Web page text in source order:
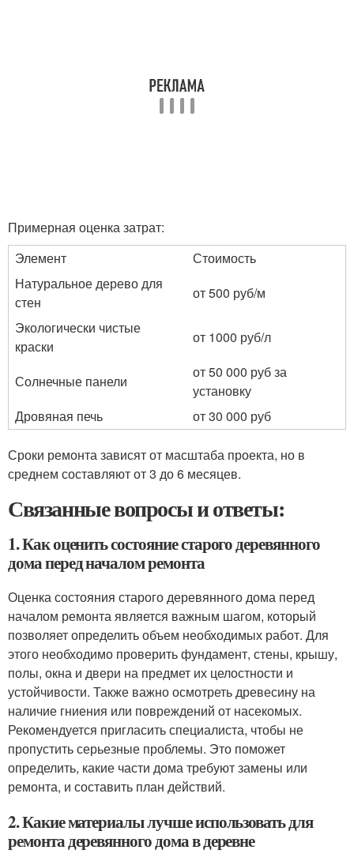
Примерная оценка затрат:
Элемент
Стоимость
Натуральное дерево для
стен
от 500 руб/м
Экологически чистые
краски
от 1000 руб/л
Солнечные панели
от 50 000 руб за
установку
Дровяная печь
от 30 000 руб
Сроки ремонта зависят от масштаба проекта, но в
среднем составляют от 3 до 6 месяцев.
Связанные вопросы и ответы:
1. Как оценить состояние старого деревянного
дома перед началом ремонта
Оценка состояния старого деревянного дома перед
началом ремонта является важным шагом, который
позволяет определить объем необходимых работ. Для
этого необходимо проверить фундамент, стены, крышу,
полы, окна и двери на предмет их целостности и
устойчивости. Также важно осмотреть древесину на
наличие гниения или повреждений от насекомых.
Рекомендуется пригласить специалиста, чтобы не
пропустить серьезные проблемы. Это поможет
определить, какие части дома требуют замены или
ремонта, и составить план действий.
2. Какие материалы лучше использовать для
ремонта деревянного дома в деревне